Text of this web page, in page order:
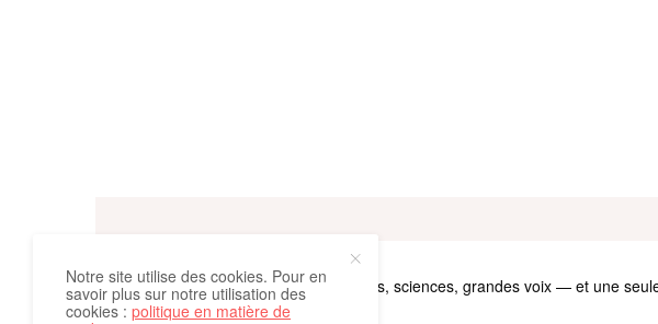
Le monde vu à travers le cheval. Cultures, sciences, grandes voix — et une
Notre site utilise des cookies. Pour en
savoir plus sur notre utilisation des
cookies :politique en matière de